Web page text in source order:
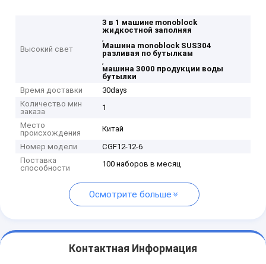
Высокий свет
3 в 1 машине monoblock
жидкостной заполняя
,
Машина monoblock SUS304
разливая по бутылкам
,
машина 3000 продукции воды
бутылки
Время доставки
30days
Количество мин
заказа
1
Место
происхождения
Китай
Номер модели
CGF12-12-6
Поставка
способности
100 наборов в месяц
Осмотрите больше
Контактная Информация